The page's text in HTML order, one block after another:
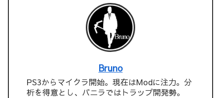
Bruno
PS3からマイクラ開始。現在はModに注力。分
析を得意とし、バニラではトラップ開発勢。